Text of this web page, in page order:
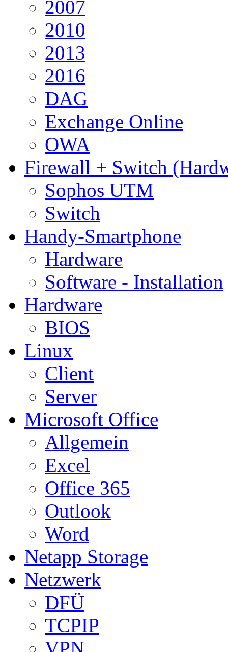
2007
2010
2013
2016
DAG
Exchange Online
OWA
Firewall + Switch
Sophos UTM
Switch
Handy-Smartphone
Hardware
Software - Installation
Hardware
BIOS
Linux
Client
Server
Microsoft Office
Allgemein
Excel
Office 365
Outlook
Word
Netapp Storage
Netzwerk
DFÜ
TCPIP